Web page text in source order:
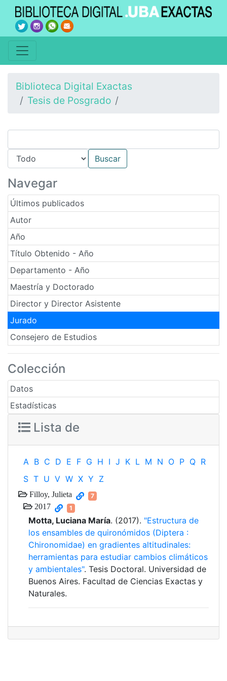
Biblioteca Digital Exactas
Tesis de Posgrado
Navegar
Últimos publicados
Autor
Año
Título Obtenido - Año
Departamento - Año
Maestría y Doctorado
Director y Director Asistente
Jurado
Consejero de Estudios
Colección
Datos
Estadísticas
Lista de
A B C D E F G H I J K L M N O P Q R
S T U V W X Y Z
Filloy, Julieta 7
2017 1
Motta, Luciana María. (2017). "Estructura de
los ensambles de quironómidos (Diptera :
Chironomidae) en gradientes altitudinales:
herramientas para estudiar cambios climáticos
y ambientales". Tesis Doctoral. Universidad de
Buenos Aires. Facultad de Ciencias Exactas y
Naturales.